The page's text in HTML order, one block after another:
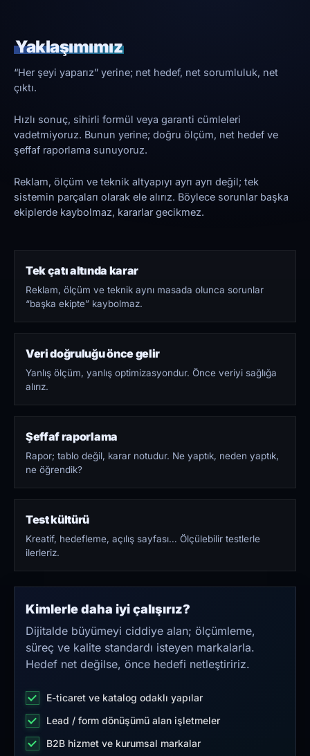
Yaklaşımımız
“Her şeyi yaparız” yerine; net hedef, net sorumluluk, net
çıktı.
Hızlı sonuç, sihirli formül veya garanti cümleleri
vadetmiyoruz. Bunun yerine; doğru ölçüm, net hedef ve
şeffaf raporlama sunuyoruz.
Reklam, ölçüm ve teknik altyapıyı ayrı ayrı değil; tek
sistemin parçaları olarak ele alırız. Böylece sorunlar başka
ekiplerde kaybolmaz, kararlar gecikmez.
Tek çatı altında karar
Reklam, ölçüm ve teknik aynı masada olunca sorunlar
“başka ekipte” kaybolmaz.
Veri doğruluğu önce gelir
Yanlış ölçüm, yanlış optimizasyondur. Önce veriyi sağlığa
alırız.
Şeffaf raporlama
Rapor; tablo değil, karar notudur. Ne yaptık, neden yaptık,
ne öğrendik?
Test kültürü
Kreatif, hedefleme, açılış sayfası… Ölçülebilir testlerle
ilerleriz.
Kimlerle daha iyi çalışırız?
Dijitalde büyümeyi ciddiye alan; ölçümleme,
süreç ve kalite standardı isteyen markalarla.
Hedef net değilse, önce hedefi netleştiririz.
E-ticaret ve katalog odaklı yapılar
Lead / form dönüşümü alan işletmeler
B2B hizmet ve kurumsal markalar